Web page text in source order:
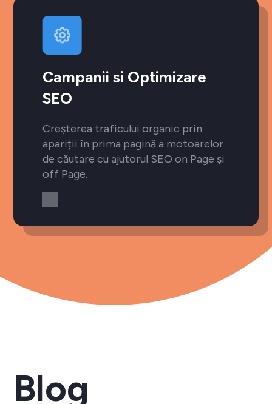
Campanii si Optimizare
SEO
Creșterea traficului organic prin
apariții în prima pagină a motoarelor
de căutare cu ajutorul SEO on Page și
off Page.
Blog